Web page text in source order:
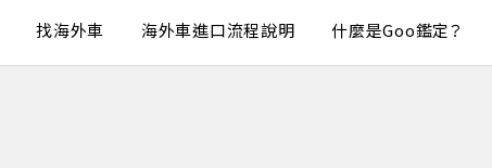
找海外車 海外車進口流程說明 什麼是Goo鑑定？